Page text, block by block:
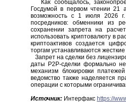
Как сообщалось,
Госдумой в первом чтении 21
возможность с 1 июля 2026 г.
посредников: обменники из
сохранении запрета на
использовать криптовалюту в
криптоактивов создается
торгам устанавливаются
Запрет на сделки без
даты P2P-сделки формально
механизм блокировки
ведомство также наделяется
операции с которыми
Источник: Интерфакс https://